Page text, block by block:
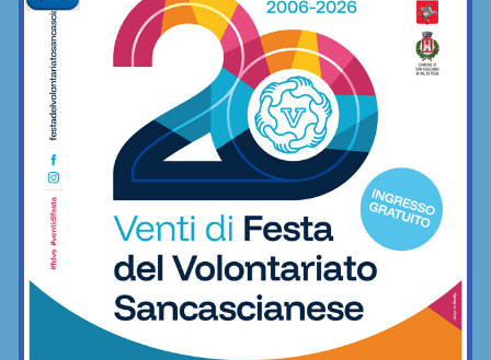
Calcio
Un nuovo portiere per l’Impruneta
Tavarnuzze: arriva Lorenzo Merlini, ex
Grassina e Belmonte
Le Leoncine: il calcio femminile ha
trovato la sua strada al San Vincenzo a
Torri